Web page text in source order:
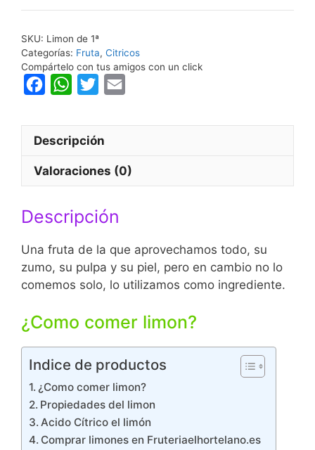
SKU: Limon de 1ª
Categorías: Fruta, Citricos
Compártelo con tus amigos con un click
c
e
b
o
o
W
a
t
s
A
p
i
t
t
e
r
a
l
Descripción
Valoraciones (0)
Descripción
Una fruta de la que aprovechamos todo, su
zumo, su pulpa y su piel, pero en cambio no lo
comemos solo, lo utilizamos como ingrediente.
¿Como comer limon?
Indice de productos
¿Como comer limon?
Propiedades del limon
Acido Cítrico el limón
Comprar limones en Fruteriaelhortelano.es